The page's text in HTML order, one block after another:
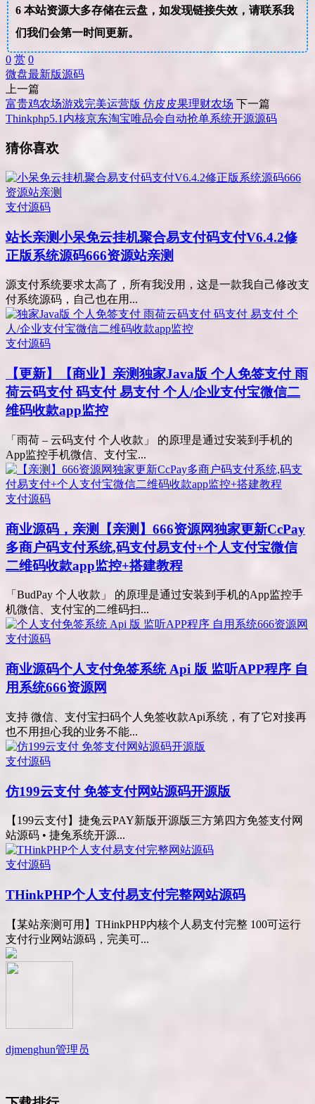
6本站资源大多存储在云盘，如发现链接失效，请联系我
们我们会第一时间更新。
0 赏 0
微盘最新版源码
上一篇
富贵鸡农场游戏完美运营版 仿皮皮果理财农场 下一篇
Thinkphp5.1内核京东淘宝唯品会自动抢单系统开源源码
猜你喜欢
支付源码
站长亲测小呆免云挂机聚合易支付码支付V6.4.2修
正版系统源码666资源站亲测
源支付系统要求太高了，所有我没用，这是一款我自己修改支
付系统源码，自己也在用...
支付源码
【更新】【商业】亲测独家Java版 个人免签支付 雨
荷云码支付 码支付 易支付 个人/企业支付宝微信二
维码收款app监控
「雨荷 – 云码支付 个人收款」 的原理是通过安装到手机的
App监控手机微信、支付宝...
支付源码
商业源码，亲测
【亲测】666资源网独家更新CcPay
多商户码支付系统,码支付易支付+个人支付宝微信
二维码收款app监控+搭建教程
「BudPay 个人收款」 的原理是通过安装到手机的App监控手
机微信、支付宝的二维码扫...
支付源码
商业源码个人支付免签系统 Api 版 监听APP程序 自
用系统666资源网
支持 微信、支付宝扫码个人免签收款Api系统，有了它对接再
也不用担心我的业务不能...
支付源码
仿199云支付 免签支付网站源码开源版
【199云支付】捷兔云PAY新版开源版三方第四方免签支付网
站源码 • 捷兔系统开源...
支付源码
THinkPHP个人支付易支付完整网站源码
【某站亲测可用】THinkPHP内核个人易支付完整 100可运行
支付行业网站源码，完美可...
djmenghun管理员